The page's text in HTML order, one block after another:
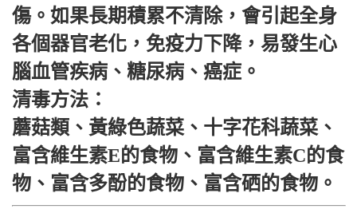
傷。如果長期積累不清除，會引起全身
各個器官老化，免疫力下降，易發生心
腦血管疾病、糖尿病、癌症。
清毒方法：
蘑菇類、黃綠色蔬菜、十字花科蔬菜、
富含維生素E的食物、富含維生素C的食
物、富含多酚的食物、富含硒的食物。